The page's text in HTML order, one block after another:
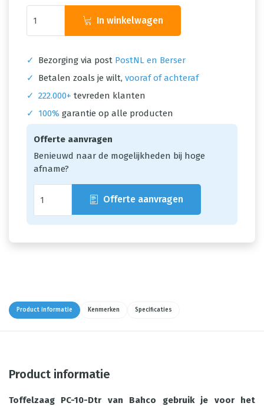
In winkelwagen
✓ Bezorging via post PostNL en Berser
✓
Betalen zoals je wilt, vooraf of achteraf
✓ 222.000+ tevreden klanten
✓
100% garantie op alle producten
Offerte aanvragen
Benieuwd naar de mogelijkheden bij hoge
afname?
Offerte aanvragen
Product informatie Kenmerken Specificaties
Product informatie
Toffelzaag PC-10-Dtr van Bahco gebruik je voor het